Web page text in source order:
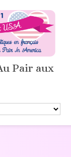
Pair aux